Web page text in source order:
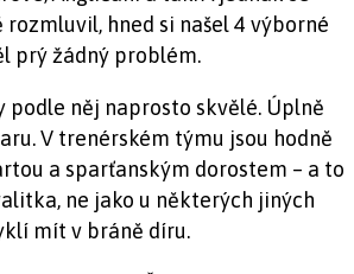
hned si našel 4 výborné
prý žádný problém.
podle něj naprosto skvělé. Úplně
V trenérském týmu jsou hodně
a sparťanským dorostem – a to
ne jako u některých jiných
mít v bráně díru.